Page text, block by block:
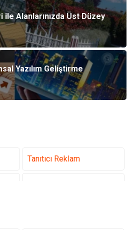
Alanlarınızda Üst Düzey
Yazılım Geliştirme
Tanıtıcı Reklam